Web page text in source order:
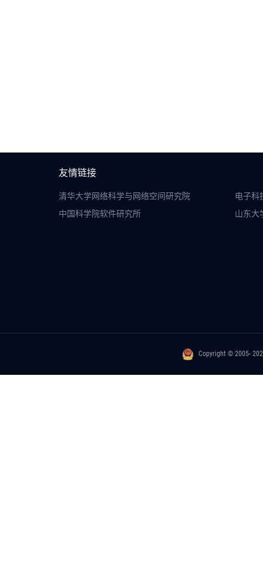
友情链接
清华大学网络科学与网络空间研究院
电子科
中国科学院软件研究所
山东大
Copyright © 2005-